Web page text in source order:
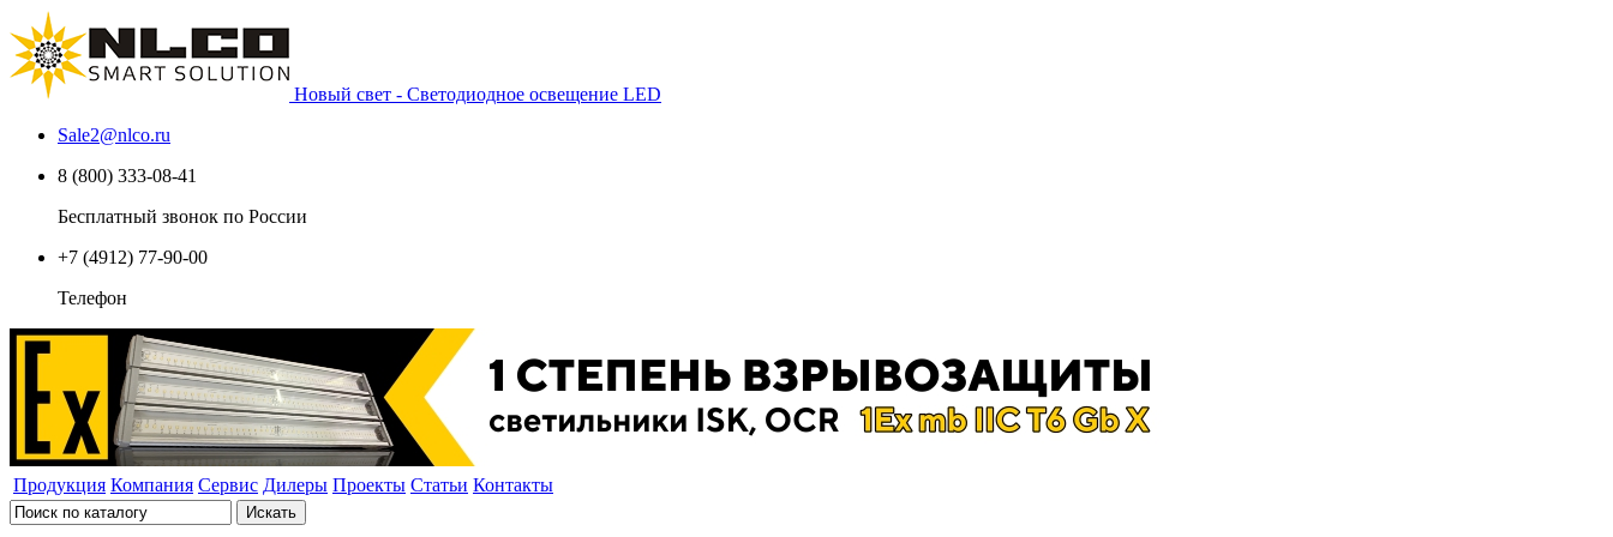
Новый свет - Светодиодное освещение LED
Sale2@nlco.ru
8 (800) 333-08-41
Бесплатный звонок по России
+7 (4912) 77-90-00
Телефон
Продукция Компания Сервис Дилеры Проекты Статьи Контакты